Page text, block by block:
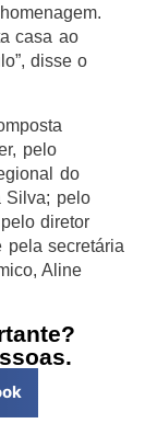
casa ao
disse o
pelo
do
Silva; pelo
diretor
pela secretária
Aline